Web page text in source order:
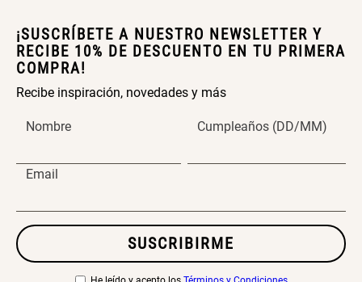
¡SUSCRÍBETE A NUESTRO NEWSLETTER Y
RECIBE 10% DE DESCUENTO EN TU PRIMERA
COMPRA!
Recibe inspiración, novedades y más
Nombre Cumpleaños (DD/MM)
Email
SUSCRIBIRME